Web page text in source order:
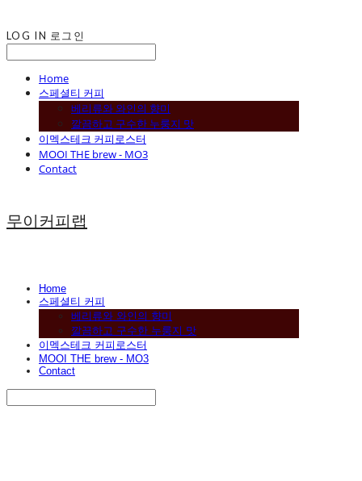
LOG IN 로그인
Home
스페셜티 커피
베리류와 와인의 향미
깔끔하고 구수한 누룽지 맛
이멕스테크 커피로스터
MOOI THE brew - MO3
Contact
무이커피랩
Home
스페셜티 커피
베리류와 와인의 향미
깔끔하고 구수한 누룽지 맛
이멕스테크 커피로스터
MOOI THE brew - MO3
Contact